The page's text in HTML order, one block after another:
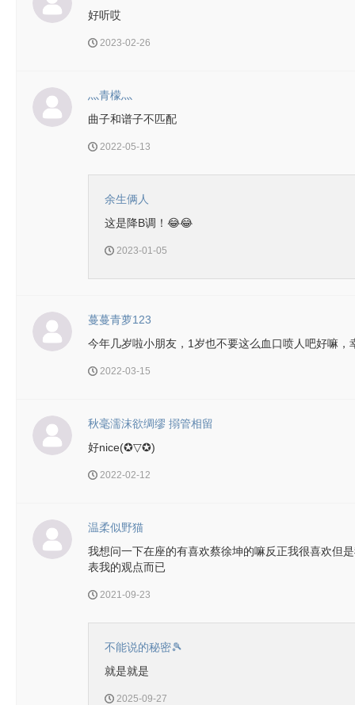
好听哎
2023-02-26
灬青檬灬
曲子和谱子不匹配
2022-05-13
余生俩人
这是降B调！😂😂
2023-01-05
蔓蔓青萝123
今年几岁啦小朋友，1岁也不要这么血口喷人吧好嘛
2022-03-15
秋毫濡沫欲绸缪 搦管相留
好nice(✪▽✪)
2022-02-12
温柔似野猫
我想问一下在座的有喜欢蔡徐坤的嘛反正我很喜欢但
表我的观点而已
2021-09-23
不能说的秘密🎾
就是就是
2025-09-27